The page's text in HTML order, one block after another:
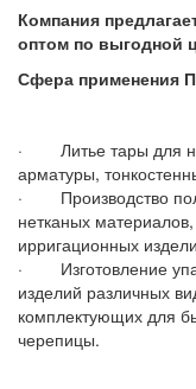
Компания
оптом по выгодной
Сфера применения
· Литье тары для
арматуры,
· Производство
нетканых
ирригационных
· Изготовление
изделий различных
комплектующих для
черепицы.